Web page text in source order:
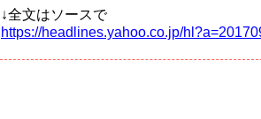
↓全文はソースで
https://headlines.yahoo.co.jp/